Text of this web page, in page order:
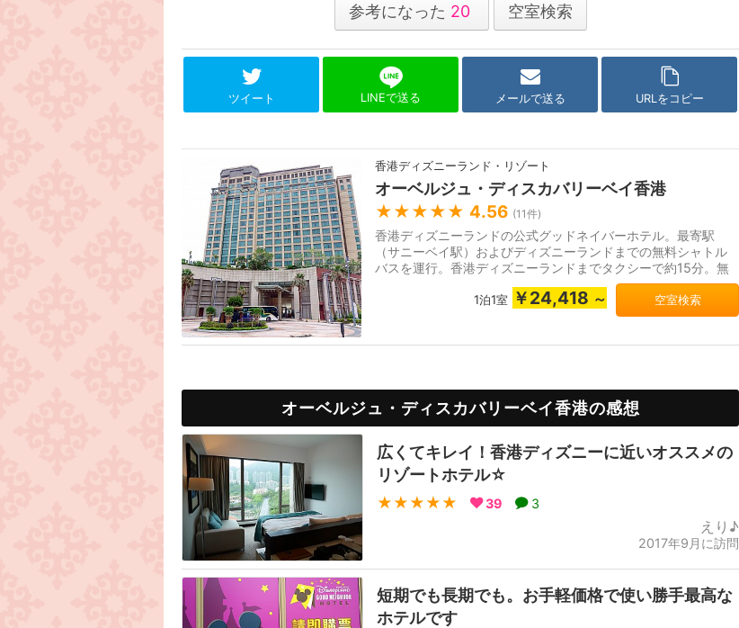
参考になった 20 空室検索
ツイート LINEで送る メールで送る URLをコピー
香港ディズニーランド・リゾート
オーベルジュ・ディスカバリーベイ香港
★★★★★ 4.56 (11件)
香港ディズニーランドの公式グッドネイバーホテル。最寄駅
（サニーベイ駅）およびディズニーランドまでの無料シャトル
バスを運行。香港ディズニーランドまでタクシーで約15分。無
料Wi-Fiを提供。2013年オープン。
1泊1室 ￥24,418 ～ 空室検索
オーベルジュ・ディスカバリーベイ香港の感想
広くてキレイ！香港ディズニーに近いオススメの
リゾートホテル☆
★★★★★ 39 3
えり♪
2017年9月に訪問
短期でも長期でも。お手軽価格で使い勝手最高な
ホテルです